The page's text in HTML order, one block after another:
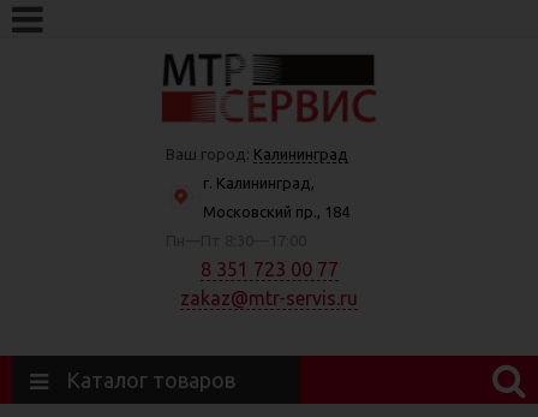
Ваш город: Калининград
г. Калининград,
Московский пр., 184
8 351 723 00 77
zakaz@mtr-servis.ru
Каталог товаров